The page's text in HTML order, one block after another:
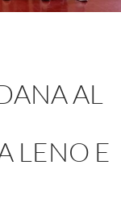
AL
LENO E